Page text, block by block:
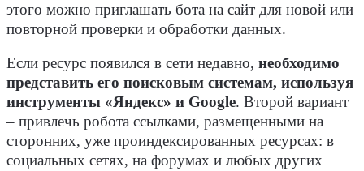
этого можно приглашать бота на сайт для новой или
повторной проверки и обработки данных.
Если ресурс появился в сети недавно, необходимо
представить его поисковым системам, используя
инструменты «Яндекс» и Google. Второй вариант
– привлечь робота ссылками, размещенными на
сторонних, уже проиндексированных ресурсах: в
социальных сетях, на форумах и любых других